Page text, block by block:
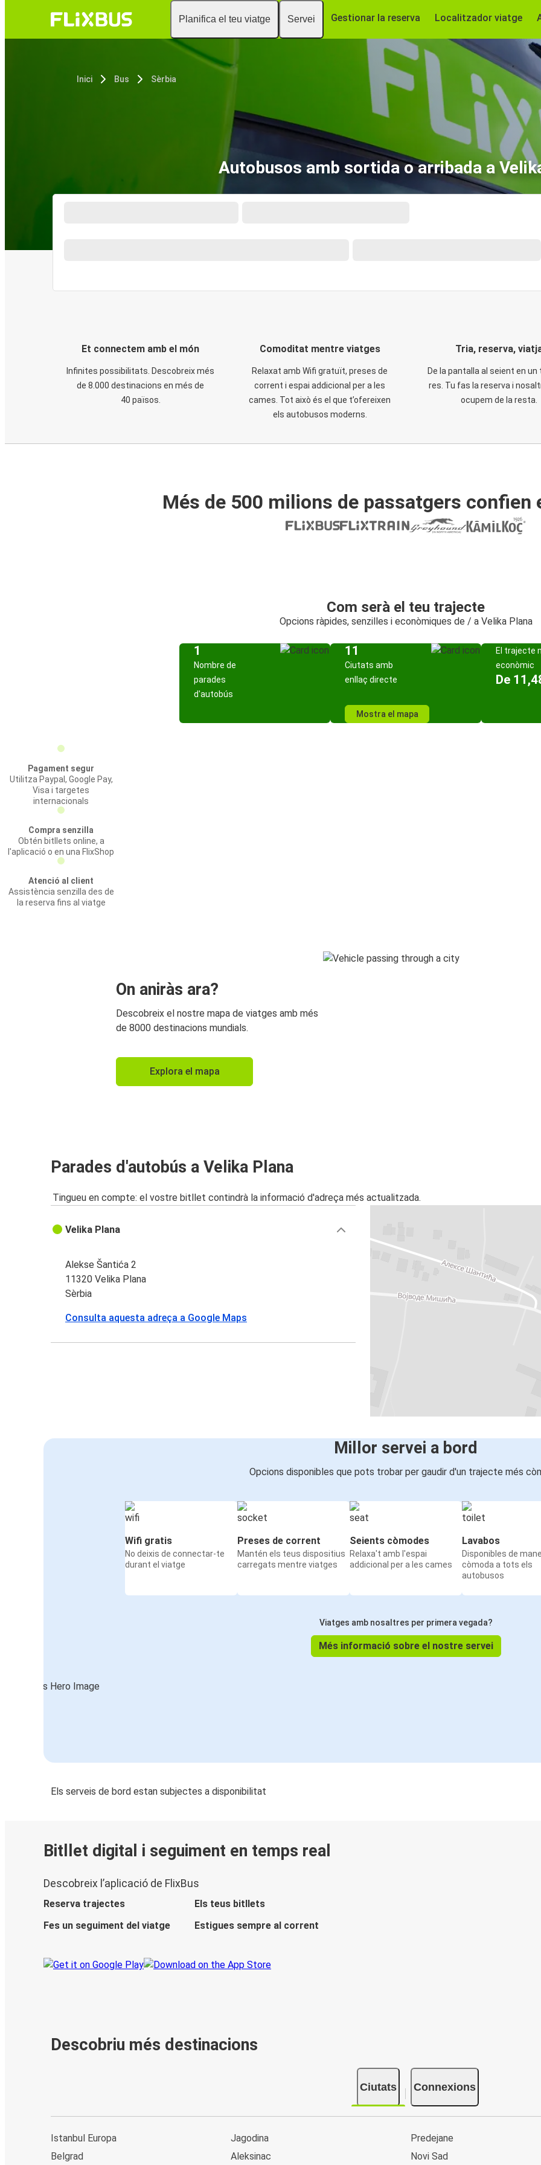
Planifica el teu viatge Servei Gestionar la reserva Localitzador viatge
Inici Bus Sèrbia
Autobusos amb sortida o arribada a
Et connectem amb el món
Infinites possibilitats. Descobreix més
de 8.000 destinacions en més de
40 països.
Comoditat mentre viatges
Relaxat amb Wifi gratuït, preses de
corrent i espai addicional per a les
cames. Tot això és el que t’ofereixen
els autobusos moderns.
Tria, reserva,
De la pantalla al seient en un
res. Tu fas la reserva i
ocupem de la resta.
Més de 500 milions de passatgers confien
Com serà el teu trajecte
Opcions ràpides, senzilles i econòmiques de / a Velika Plana
1
Nombre de
parades
d'autobús
11
Ciutats amb
enllaç directe
Mostra el mapa
El trajecte
econòmic
De
Pagament segur
Utilitza Paypal, Google Pay,
Visa i targetes
internacionals
Compra senzilla
Obtén bitllets online, a
l'aplicació o en una FlixShop
Atenció al client
Assistència senzilla des de
la reserva fins al viatge
On aniràs ara?
Descobreix el nostre mapa de viatges amb més
de 8000 destinacions mundials.
Explora el mapa
Parades d'autobús a Velika Plana
Tingueu en compte: el vostre bitllet contindrà la informació d'adreça més actualitzada.
Velika Plana
Alekse Šantića 2
11320 Velika Plana
Sèrbia
Consulta aquesta adreça a Google Maps
Millor servei a bord
Opcions disponibles que pots trobar per gaudir d'un trajecte més
Wifi gratis
No deixis de connectar-te
durant el viatge
Preses de corrent
Mantén els teus dispositius
carregats mentre viatges
Seients còmodes
Relaxa't amb l'espai
addicional per a les cames
Lavabos
Disponibles de
còmoda a tots els
autobusos
Viatges amb nosaltres per primera vegada?
Més informació sobre el nostre servei
Els serveis de bord estan subjectes a disponibilitat
Bitllet digital i seguiment en temps real
Descobreix l’aplicació de FlixBus
Reserva trajectes
Els teus bitllets
Fes un seguiment del viatge
Estigues sempre al corrent
Descobriu més destinacions
Ciutats Connexions
Istanbul Europa
Belgrad
Jagodina
Aleksinac
Predejane
Novi Sad